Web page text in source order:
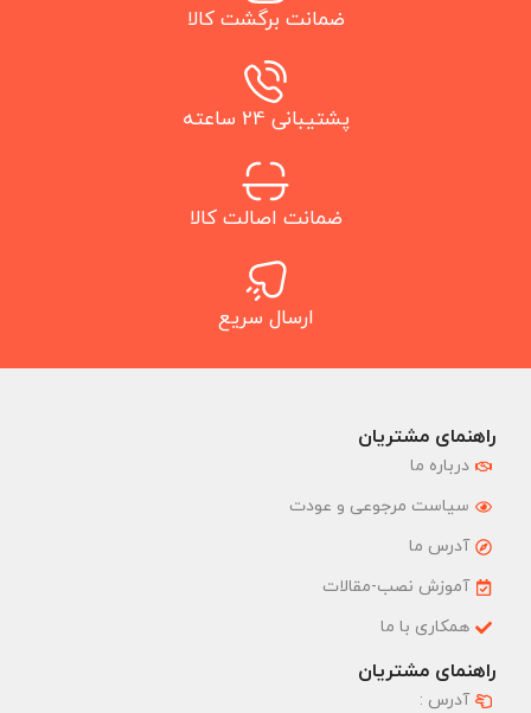
ضمانت برگشت کالا
پشتیبانی 24 ساعته
ضمانت اصالت کالا
ارسال سریع
راهنمای مشتریان
درباره ما
سیاست مرجوعی و عودت
آدرس ما
آموزش نصب-مقالات
همکاری با ما
راهنمای مشتریان
آدرس :